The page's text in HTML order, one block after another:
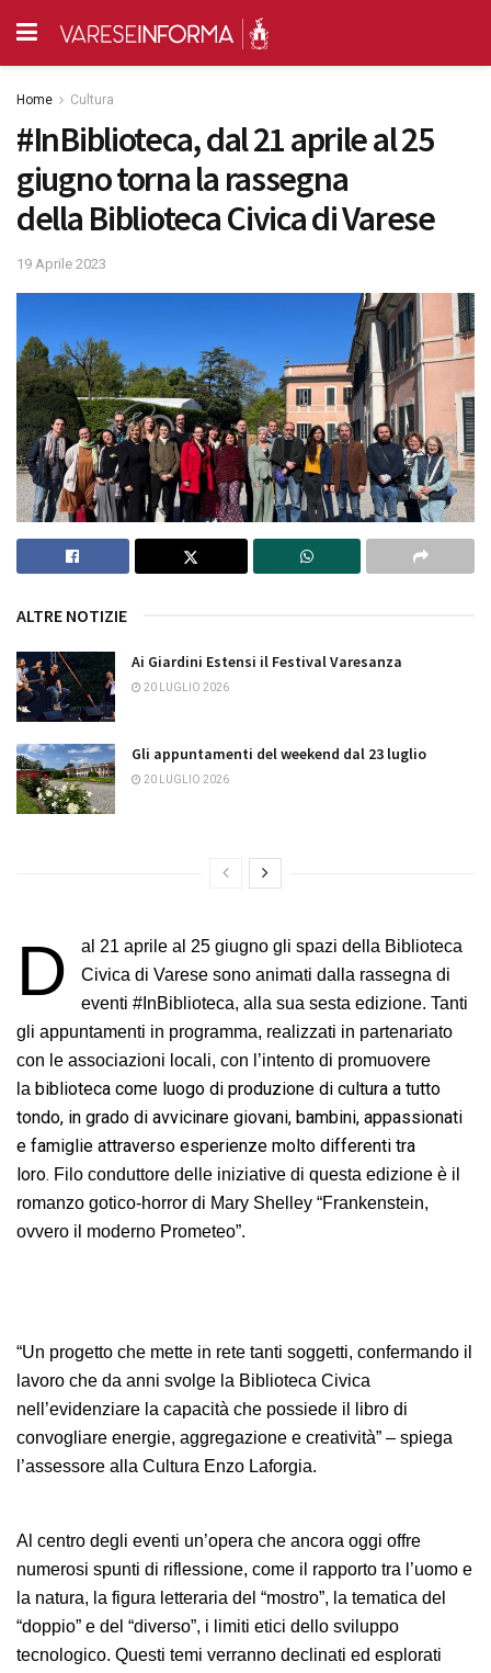
Home Cultura
#InBiblioteca, dal 21 aprile al 25
giugno torna la rassegna
della Biblioteca Civica di Varese
19 Aprile 2023
ALTRE NOTIZIE
Ai Giardini Estensi il Festival Varesanza
20 LUGLIO 2026
Gli appuntamenti del weekend dal 23 luglio
20 LUGLIO 2026
D
al 21 aprile al 25 giugno gli spazi della Biblioteca
Civica di Varese sono animati dalla rassegna di
eventi #InBiblioteca, alla sua sesta edizione. Tanti
gli appuntamenti in programma, realizzati in partenariato
con le associazioni locali, con l’intento di promuovere
la biblioteca come luogo di produzione di cultura a tutto
tondo, in grado di avvicinare giovani, bambini, appassionati
e famiglie attraverso esperienze molto differenti tra
loro. Filo conduttore delle iniziative di questa edizione è il
romanzo gotico-horror di Mary Shelley “Frankenstein,
ovvero il moderno Prometeo”.
“Un progetto che mette in rete tanti soggetti, confermando il
lavoro che da anni svolge la Biblioteca Civica
nell’evidenziare la capacità che possiede il libro di
convogliare energie, aggregazione e creatività” – spiega
l’assessore alla Cultura Enzo Laforgia.
Al centro degli eventi un’opera che ancora oggi offre
numerosi spunti di riflessione, come il rapporto tra l’uomo e
la natura, la figura letteraria del “mostro”, la tematica del
“doppio” e del “diverso”, i limiti etici dello sviluppo
tecnologico. Questi temi verranno declinati ed esplorati